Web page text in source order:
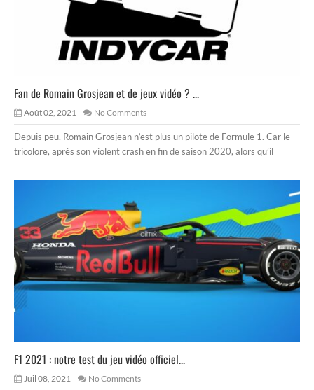
Fan de Romain Grosjean et de jeux vidéo ? ...
Août 02, 2021 No Comments
Depuis peu, Romain Grosjean n’est plus un pilote de Formule 1. Car le
tricolore, après son violent crash en fin de saison 2020, alors qu’il
F1 2021 : notre test du jeu vidéo officiel...
Juil 08, 2021 No Comments